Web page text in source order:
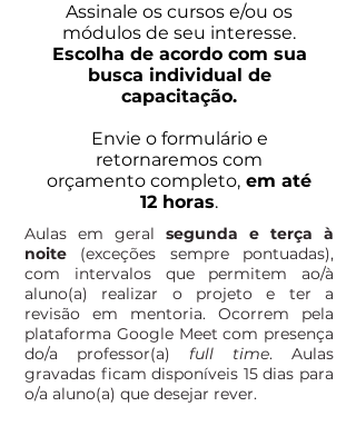
Assinale os cursos e/ou os
módulos de seu interesse.
Escolha de acordo com sua
busca individual de
capacitação.
Envie o formulário e
retornaremos com
orçamento completo, em até
12 horas.
Aulas em geral segunda e terça à
noite (exceções sempre pontuadas),
com intervalos que permitem ao/à
aluno(a) realizar o projeto e ter a
revisão em mentoria. Ocorrem pela
plataforma Google Meet com presença
do/a professor(a) full time. Aulas
gravadas ficam disponíveis 15 dias para
o/a aluno(a) que desejar rever.